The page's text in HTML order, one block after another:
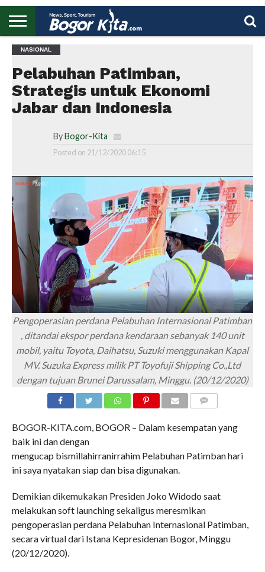
BOGOR
REGIONAL
NASIONAL
PENDIDIKAN
WISATA
OLAHRAGA
LAPORAN
PROFIL
NASIONAL
Pelabuhan Patimban,
Strategis untuk Ekonomi
Jabar dan Indonesia
By Bogor-Kita
Posted on 21/12/2020 06:15
Pengoperasian perdana Pelabuhan Internasional Patimban
, ditandai ekspor perdana kendaraan sebanyak 140 unit
mobil, yaitu Toyota, Daihatsu, Suzuki menggunakan Kapal
MV. Suzuka Express milik PT Toyofuji Shipping Co.,Ltd
dengan tujuan Brunei Darussalam, Minggu. (20/12/2020)
BOGOR-KITA.com, BOGOR – Dalam kesempatan yang
baik ini dan dengan
mengucap bismillahirranirrahim Pelabuhan Patimban hari
ini saya nyatakan siap dan bisa digunakan.
Demikian dikemukakan Presiden Joko Widodo saat
melakukan soft launching sekaligus meresmikan
pengoperasian perdana Pelabuhan Internasional Patimban,
secara virtual dari Istana Kepresidenan Bogor, Minggu
(20/12/2020).